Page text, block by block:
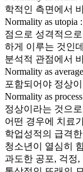
학적인 측면에서
Normality as
점으로 성격적으
하게 이루는 것인
분석적 관점에서
Normality as
포함되어야 정상
Normality as
정상이라는 것으
어떤 경우에 치료
학업성적의 급격
청소년이 열심히
과도한 공포, 걱정,